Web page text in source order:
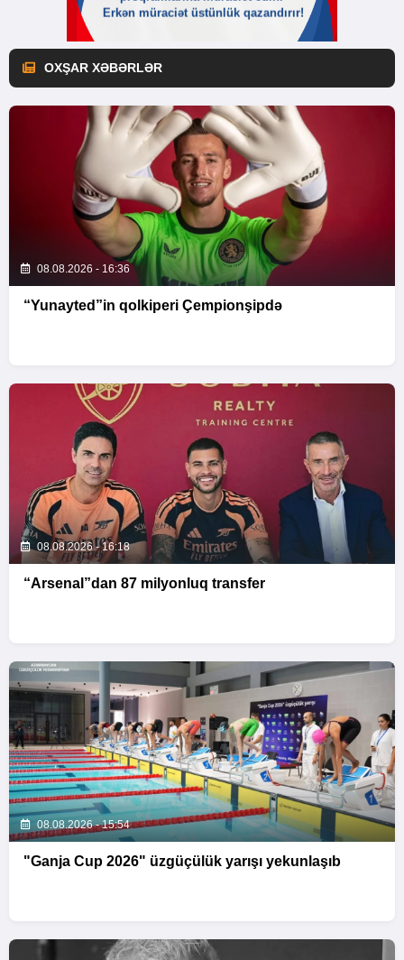
OXŞAR XƏBƏRLƏR
08.08.2026 - 16:36
“Yunayted”in qolkiperi Çempionşipdə
08.08.2026 - 16:18
“Arsenal”dan 87 milyonluq transfer
08.08.2026 - 15:54
"Ganja Cup 2026" üzgüçülük yarışı yekunlaşıb